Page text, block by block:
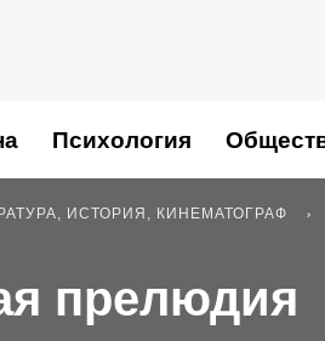
Психология
ИСТОРИЯ, КИНЕМАТОГРАФ
прелюдия